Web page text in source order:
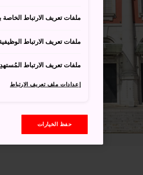
ملفات تعريف الارتباط الخاصة
ملفات تعريف الارتباط
ملفات تعريف الارتباط
إعدادات ملف تعريف الارتباط
حفظ الخيارات